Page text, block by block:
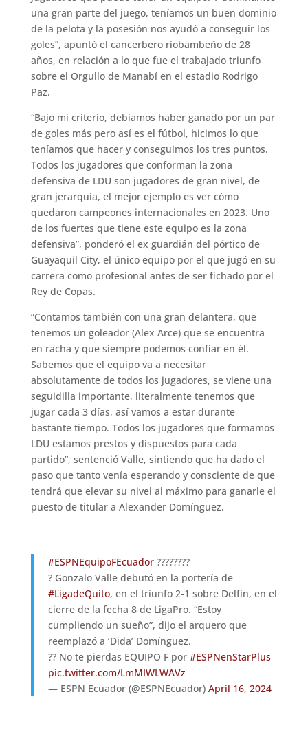
una gran parte del juego, teníamos un buen dominio
de la pelota y la posesión nos ayudó a conseguir los
goles”, apuntó el cancerbero riobambeño de 28
años, en relación a lo que fue el trabajado triunfo
sobre el Orgullo de Manabí en el estadio Rodrigo
Paz.
“Bajo mi criterio, debíamos haber ganado por un par
de goles más pero así es el fútbol, hicimos lo que
teníamos que hacer y conseguimos los tres puntos.
Todos los jugadores que conforman la zona
defensiva de LDU son jugadores de gran nivel, de
gran jerarquía, el mejor ejemplo es ver cómo
quedaron campeones internacionales en 2023. Uno
de los fuertes que tiene este equipo es la zona
defensiva”, ponderó el ex guardián del pórtico de
Guayaquil City, el único equipo por el que jugó en su
carrera como profesional antes de ser fichado por el
Rey de Copas.
“Contamos también con una gran delantera, que
tenemos un goleador (Alex Arce) que se encuentra
en racha y que siempre podemos confiar en él.
Sabemos que el equipo va a necesitar
absolutamente de todos los jugadores, se viene una
seguidilla importante, literalmente tenemos que
jugar cada 3 días, así vamos a estar durante
bastante tiempo. Todos los jugadores que formamos
LDU estamos prestos y dispuestos para cada
partido”, sentenció Valle, sintiendo que ha dado el
paso que tanto venía esperando y consciente de que
tendrá que elevar su nivel al máximo para ganarle el
puesto de titular a Alexander Domínguez.
#ESPNEquipoFEcuador????????
? Gonzalo Valle debutó en la portería de
#LigadeQuito, en el triunfo 2-1 sobre Delfín, en el
cierre de la fecha 8 de LigaPro. “Estoy
cumpliendo un sueño”, dijo el arquero que
reemplazó a ‘Dida’ Domínguez.
?? No te pierdas EQUIPO F por #ESPNenStarPlus
pic.twitter.com/LmMIWLWAVz
— ESPN Ecuador (@ESPNEcuador) April 16, 2024